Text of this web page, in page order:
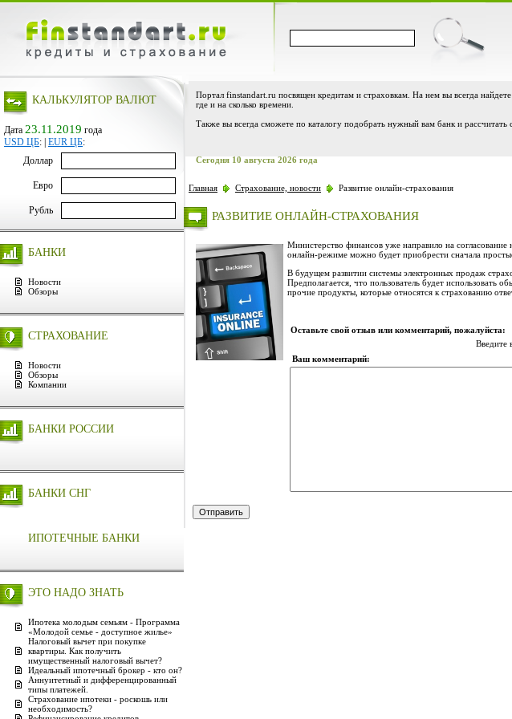
КАЛЬКУЛЯТОР ВАЛЮТ
Дата 23.11.2019 года
USD ЦБ: EUR ЦБ:
Доллар
Евро
Рубль
БАНКИ
Новости
Обзоры
СТРАХОВАНИЕ
Новости
Обзоры
Компании
БАНКИ РОССИИ
БАНКИ СНГ
ИПОТЕЧНЫЕ БАНКИ
ЭТО НАДО ЗНАТЬ
Ипотека молодым семьям - Программа
«Молодой семье - доступное жилье»
Налоговый вычет при покупке
квартиры. Как получить
имущественный налоговый вычет?
Идеальный ипотечный брокер - кто он?
Аннуитетный и дифференцированный
типы платежей.
Страхование ипотеки - роскошь или
необходимость?
Портал finstandart.ru посвящен кредитам и страховкам. На нем вы всегда
где и на сколько времени.
Также вы всегда сможете по каталогу подобрать нужный вам банк и рассчитать
Сегодня 10 августа 2026 года
Главная Страхование, новости Развитие онлайн-страхования
РАЗВИТИЕ ОНЛАЙН-СТРАХОВАНИЯ
Министерство финансов уже направило на
онлайн-режиме можно будет приобрести сначала
В будущем развитии системы электронных продаж
Предполагается, что пользователь будет
прочие продукты, которые относятся к страхованию
Оставьте свой отзыв или комментарий, пожалуйста:
Введите
Ваш комментарий: